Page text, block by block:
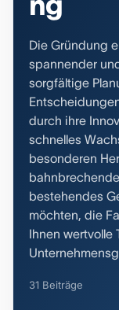
Die Gründung
spannender
sorgfältige
durch ihre
schnelles
besonderen
bestehendes
möchten, die
Ihnen wertvolle
31 Beiträge